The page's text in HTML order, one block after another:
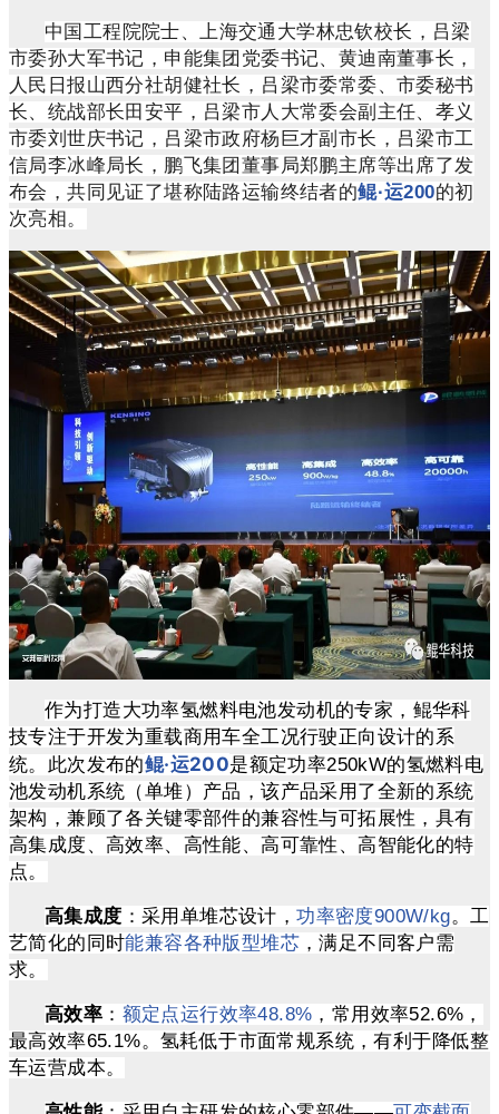
中国工程院院士、上海交通大学林忠钦校长，吕梁
市委孙大军书记，申能集团党委书记、黄迪南董事长，
人民日报山西分社胡健社长，吕梁市委常委、市委秘书
长、统战部长田安平，吕梁市人大常委会副主任、孝义
市委刘世庆书记，吕梁市政府杨巨才副市长，吕梁市工
信局李冰峰局长，鹏飞集团董事局郑鹏主席等出席了发
布会，共同见证了堪称陆路运输终结者的鲲·运200的初
次亮相。
作为打造大功率氢燃料电池发动机的专家，鲲华科
技专注于开发为重载商用车全工况行驶正向设计的系
统。此次发布的鲲·运200是额定功率250kW的氢燃料电
池发动机系统（单堆）产品，该产品采用了全新的系统
架构，兼顾了各关键零部件的兼容性与可拓展性，具有
高集成度、高效率、高性能、高可靠性、高智能化的特
点。
高集成度 ：采用单堆芯设计，功率密度900W/kg。工
艺简化的同时能兼容各种版型堆芯 ，满足不同客户需
求。
高效率 ： 额定点运行效率48.8% ，常用效率52.6%，
最高效率65.1%。氢耗低于市面常规系统，有利于降低整
车运营成本。